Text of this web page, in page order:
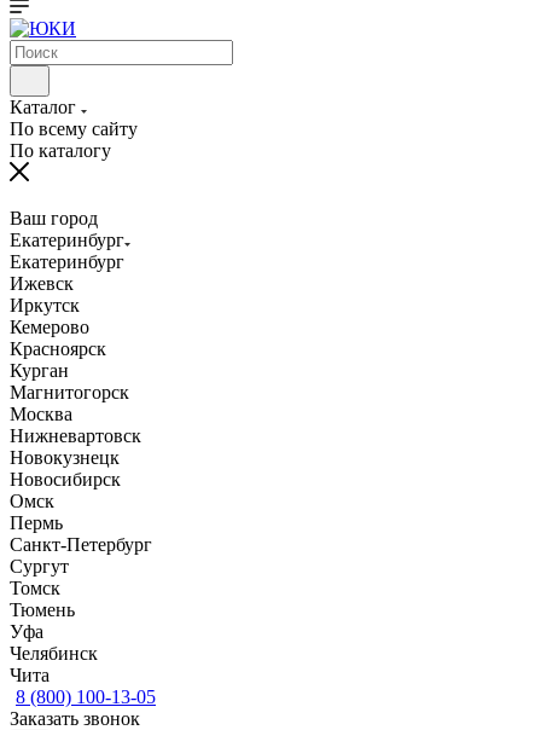
Каталог
По всему сайту
По каталогу
Ваш город
Екатеринбург
Екатеринбург
Ижевск
Иркутск
Кемерово
Красноярск
Курган
Магнитогорск
Москва
Нижневартовск
Новокузнецк
Новосибирск
Омск
Пермь
Санкт-Петербург
Сургут
Томск
Тюмень
Уфа
Челябинск
Чита
8 (800) 100-13-05
Заказать звонок